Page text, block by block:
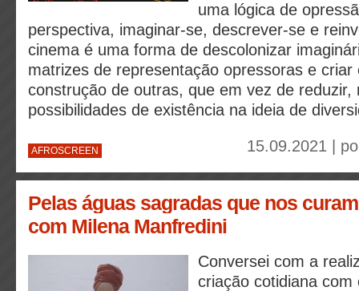
uma lógica de
perspectiva, imaginar-se, descrever-se e
cinema é uma forma de descolonizar
matrizes de representação opressoras e
construção de outras, que em vez de reduzir,
possibilidades de existência na ideia de
AFROSCREEN 15.09.2021 |
Pelas águas sagradas que nos
com Milena Manfredini
Conversei com a
criação cotidiana com